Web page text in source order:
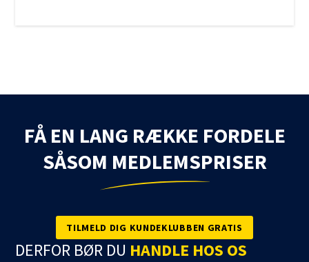
FÅ EN LANG RÆKKE FORDELE
SÅSOM MEDLEMSPRISER
TILMELD DIG KUNDEKLUBBEN GRATIS
DERFOR BØR DU HANDLE HOS OS